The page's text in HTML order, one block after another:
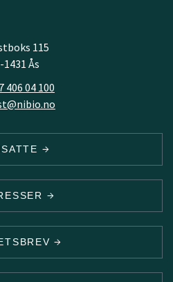
115
1431 Ås
406 04 100